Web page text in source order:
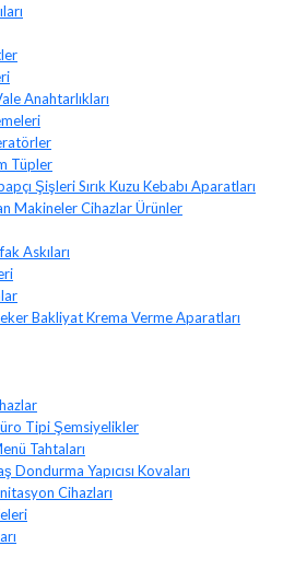
Anahtarlıkları
Tüpler
Şişleri Sırık Kuzu Kebabı Aparatları
Makineler Cihazlar Ürünler
Askıları
Bakliyat Krema Verme Aparatları
Tipi Şemsiyelikler
Tahtaları
Dondurma Yapıcısı Kovaları
Cihazları